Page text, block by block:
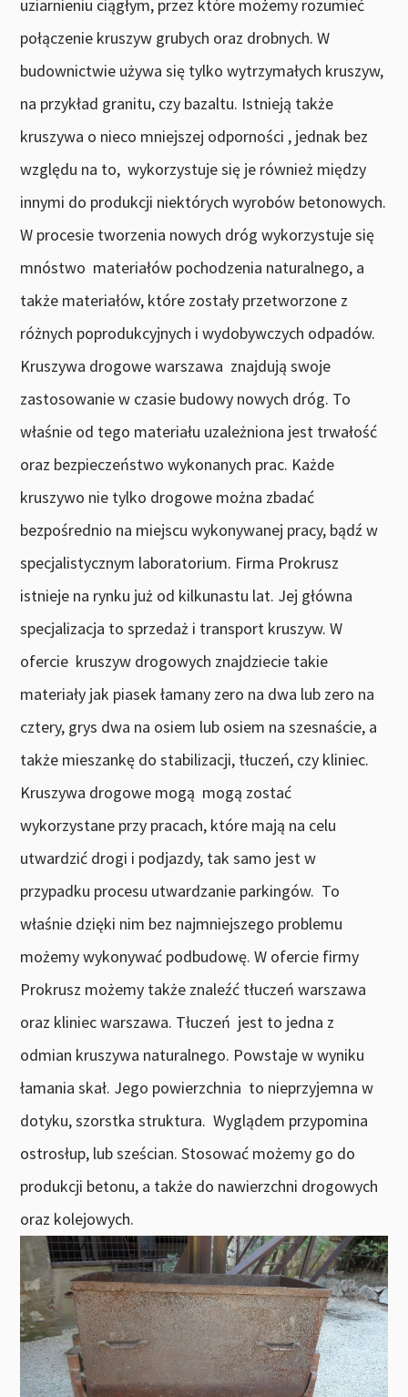
uziarnieniu ciągłym, przez które możemy rozumieć
połączenie kruszyw grubych oraz drobnych. W
budownictwie używa się tylko wytrzymałych kruszyw,
na przykład granitu, czy bazaltu. Istnieją także
kruszywa o nieco mniejszej odporności , jednak bez
względu na to, wykorzystuje się je również między
innymi do produkcji niektórych wyrobów betonowych.
W procesie tworzenia nowych dróg wykorzystuje się
mnóstwo materiałów pochodzenia naturalnego, a
także materiałów, które zostały przetworzone z
różnych poprodukcyjnych i wydobywczych odpadów.
Kruszywa drogowe warszawa znajdują swoje
zastosowanie w czasie budowy nowych dróg. To
właśnie od tego materiału uzależniona jest trwałość
oraz bezpieczeństwo wykonanych prac. Każde
kruszywo nie tylko drogowe można zbadać
bezpośrednio na miejscu wykonywanej pracy, bądź w
specjalistycznym laboratorium. Firma Prokrusz
istnieje na rynku już od kilkunastu lat. Jej główna
specjalizacja to sprzedaż i transport kruszyw. W
ofercie kruszyw drogowych znajdziecie takie
materiały jak piasek łamany zero na dwa lub zero na
cztery, grys dwa na osiem lub osiem na szesnaście, a
także mieszankę do stabilizacji, tłuczeń, czy kliniec.
Kruszywa drogowe mogą mogą zostać
wykorzystane przy pracach, które mają na celu
utwardzić drogi i podjazdy, tak samo jest w
przypadku procesu utwardzanie parkingów. To
właśnie dzięki nim bez najmniejszego problemu
możemy wykonywać podbudowę. W ofercie firmy
Prokrusz możemy także znaleźć tłuczeń warszawa
oraz kliniec warszawa. Tłuczeń jest to jedna z
odmian kruszywa naturalnego. Powstaje w wyniku
łamania skał. Jego powierzchnia to nieprzyjemna w
dotyku, szorstka struktura. Wyglądem przypomina
ostrosłup, lub sześcian. Stosować możemy go do
produkcji betonu, a także do nawierzchni drogowych
oraz kolejowych.